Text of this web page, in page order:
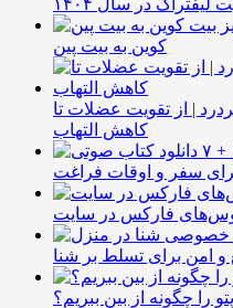
کوین به بیت پین
| از تقویت عضلات تا
کاهش التهاب
۷ کتاب صوتی برای تابستان ۱۴۰۴ +
سفر و اوقات فراغت
امن برای تسلط بر شنا
را چگونه از بین ببریم؟